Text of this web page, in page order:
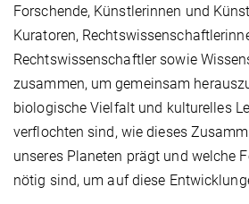
Forschende, Künstlerinnen und
Kuratoren,
Rechtswissenschaftler sowie
zusammen, um gemeinsam
biologische Vielfalt und kulturelles
verflochten sind, wie dieses
unseres Planeten prägt und welche
nötig sind, um auf diese